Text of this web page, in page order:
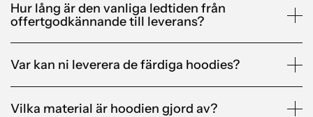
Hur lång är den vanliga ledtiden från
offertgodkännande till leverans?
Var kan ni leverera de färdiga hoodies?
Vilka material är hoodien gjord av?